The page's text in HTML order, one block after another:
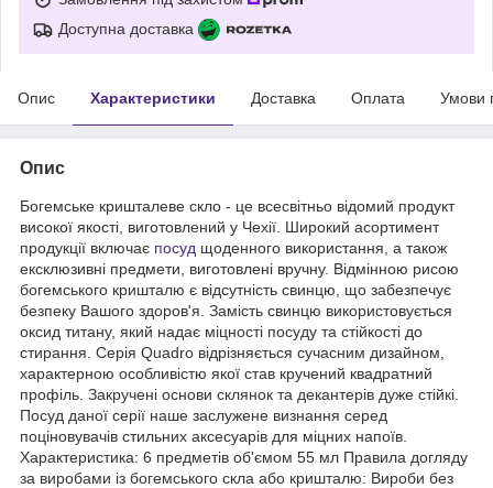
Доступна доставка
Опис Характеристики Доставка Оплата Умови
Опис
Богемське кришталеве скло - це всесвітньо відомий продукт
високої якості, виготовлений у Чехії. Широкий асортимент
продукції включає посуд щоденного використання, а також
ексклюзивні предмети, виготовлені вручну. Відмінною рисою
богемського кришталю є відсутність свинцю, що забезпечує
безпеку Вашого здоров'я. Замість свинцю використовується
оксид титану, який надає міцності посуду та стійкості до
стирання. Серія Quadro відрізняється сучасним дизайном,
характерною особливістю якої став кручений квадратний
профіль. Закручені основи склянок та декантерів дуже стійкі.
Посуд даної серії наше заслужене визнання серед
поціновувачів стильних аксесуарів для міцних напоїв.
Характеристика: 6 предметів об'ємом 55 мл Правила догляду
за виробами із богемського скла або кришталю: Вироби без